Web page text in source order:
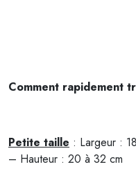
Comment rapidement
Petite taille : Largeur :
– Hauteur : 20 à 32 cm